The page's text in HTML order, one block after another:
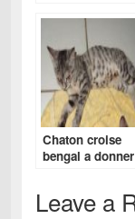
Chaton croise
bengal a donner
Leave a